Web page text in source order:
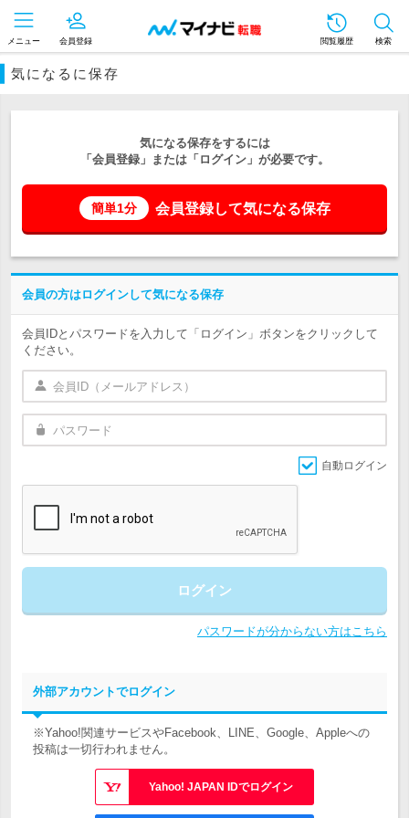
メニュー 会員登録 閲覧履歴 検索
気になるに保存
気になる保存をするには
「会員登録」または「ログイン」が必要です。
簡単1分 会員登録して気になる保存
会員の方はログインして気になる保存
会員IDとパスワードを入力して「ログイン」ボタンをクリックして
ください。
自動ログイン
ログイン
パスワードが分からない方はこちら
外部アカウントでログイン
※Yahoo!関連サービスやFacebook、LINE、Google、Appleへの
投稿は一切行われません。
Yahoo! JAPAN IDでログイン